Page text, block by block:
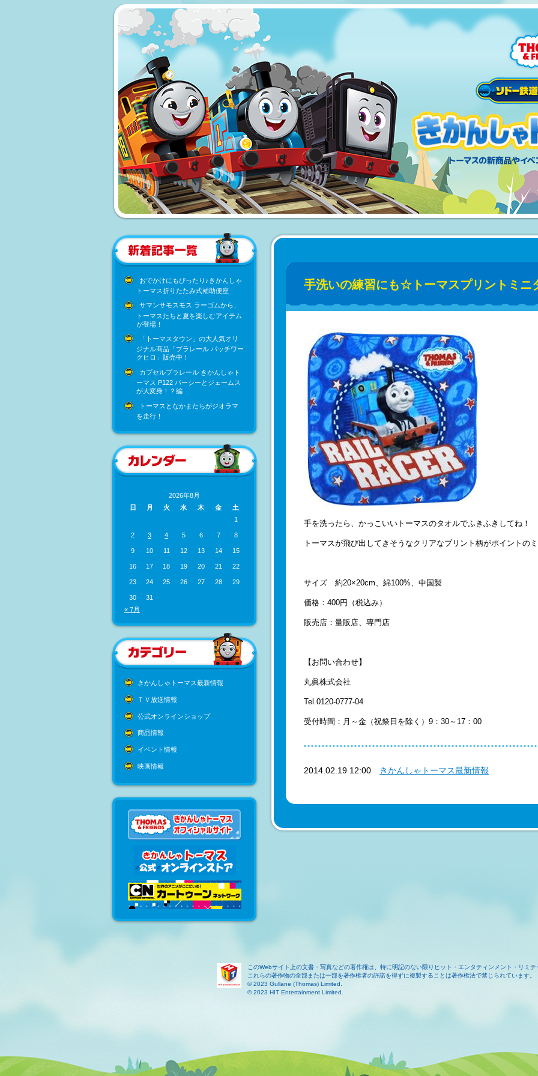
おでかけにもぴったり♪きかんしゃ
トーマス折りたたみ式補助便座
サマンサモスモス ラーゴムから、
トーマスたちと夏を楽しむアイテム
が登場！
「トーマスタウン」の大人気オリ
ジナル商品「プラレール パッチワー
クヒロ」販売中！
カプセルプラレール きかんしゃト
ーマス P122 パーシーとジェームス
が大変身！？編
トーマスとなかまたちがジオラマ
を走行！
2026年8月
日
月 火 水 木 金
土
1
2 3 4 5 6 7 8
9 10 11 12 13 14 15
16 17 18 19 20 21 22
23 24 25 26 27 28 29
30
31
« 7月
きかんしゃトーマス最新情報
ＴＶ放送情報
公式オンラインショップ
商品情報
イベント情報
映画情報
手洗いの練習にも☆トーマスプリントミニ
手を洗ったら、かっこいいトーマスのタオルでふきふきしてね！
トーマスが飛び出してきそうなクリアなプリント柄がポイントの
サイズ 約20×20cm、綿100%、中国製
価格：400円（税込み）
販売店：量販店、専門店
【お問い合わせ】
丸眞株式会社
Tel.0120-0777-04
受付時間：月～金（祝祭日を除く）9：30～17：00
2014.02.19 12:00 きかんしゃトーマス最新情報
このWebサイト上の文書・写真などの著作権は、特に明記のない限りヒット・エンタティンメント・リミ
これらの著作物の全部または一部を著作権者の許諾を得ずに複製することは著作権法で禁じられています。
© 2023 Gullane (Thomas) Limited.
© 2023 HIT Entertainment Limited.